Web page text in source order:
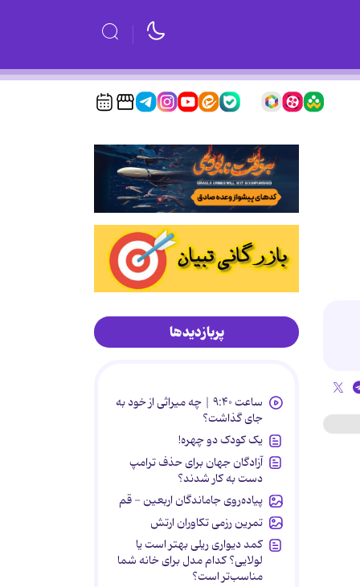
پربازدیدها
ساعت ۹:۴۰ | چه میراثی از خود به
جای گذاشت؟
یک کودک دو چهره!
آزادگان جهان برای حذف ترامپ
دست به کار شدند؟
پیاده‌روی جاماندگان اربعین - قم
تمرین رزمی تکاوران ارتش
کمد دیواری ریلی بهتر است یا
لولایی؟ کدام مدل برای خانه شما
مناسب‌تر است؟